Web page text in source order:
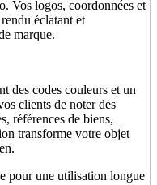
Vos logos, coordonnées et
éclatant et
marque.
des codes couleurs et un
clients de noter des
références de biens,
transforme votre objet
pour une utilisation longue